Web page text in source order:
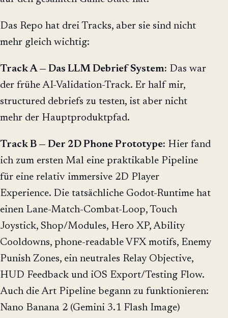
Das Repo hat drei Tracks, aber sie sind nicht
mehr gleich wichtig:
Track A — Das LLM Debrief System: Das war
der frühe AI-Validation-Track. Er half mir,
structured debriefs zu testen, ist aber nicht
mehr der Hauptproduktpfad.
Track B — Der 2D Phone Prototype: Hier fand
ich zum ersten Mal eine praktikable Pipeline
für eine relativ immersive 2D Player
Experience. Die tatsächliche Godot-Runtime hat
einen Lane-Match-Combat-Loop, Touch
Joystick, Shop/Modules, Hero XP, Ability
Cooldowns, phone-readable VFX motifs, Enemy
Punish Zones, ein neutrales Relay Objective,
HUD Feedback und iOS Export/Testing Flow.
Auch die Art Pipeline begann zu funktionieren:
Nano Banana 2 (Gemini 3.1 Flash Image)